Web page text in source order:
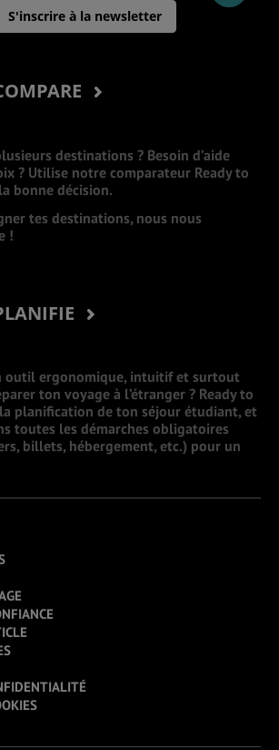
S'inscrire à la newsletter
destinations ? Besoin d’aide
? Utilise notre comparateur Ready to
bonne décision.
tes destinations, nous nous
!
outil ergonomique, intuitif et surtout
ton voyage à l’étranger ? Ready to
la planification de ton séjour étudiant, et
toutes les démarches obligatoires
billets, hébergement, etc.) pour un